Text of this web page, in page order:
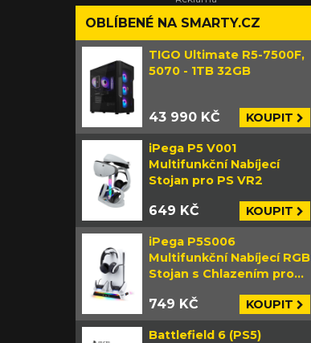
OBLÍBENÉ NA SMARTY.CZ
TIGO Ultimate R5-7500F,
5070 - 1TB 32GB
43 990 KČ KOUPIT
iPega P5 V001
Multifunkční Nabíjecí
Stojan pro PS VR2
649 KČ KOUPIT
iPega P5S006
Multifunkční Nabíjecí RGB
Stojan s Chlazením pro
749 KČ KOUPIT
Battlefield 6 (PS5)